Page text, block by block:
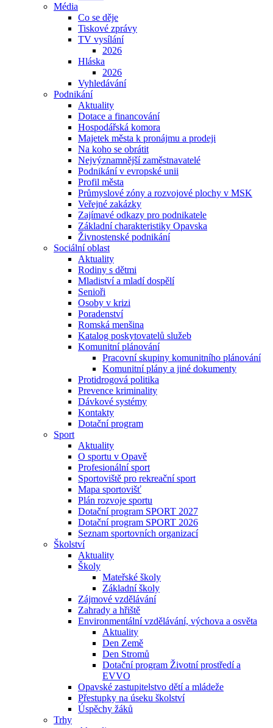
Média
Co se děje
Tiskové zprávy
TV vysílání
2026
Hláska
2026
Vyhledávání
Podnikání
Aktuality
Dotace a financování
Hospodářská komora
Majetek města k pronájmu a prodeji
Na koho se obrátit
Nejvýznamnější zaměstnavatelé
Podnikání v evropské unii
Profil města
Průmyslové zóny a rozvojové plochy v MSK
Veřejné zakázky
Zajímavé odkazy pro podnikatele
Základní charakteristiky Opavska
Živnostenské podnikání
Sociální oblast
Aktuality
Rodiny s dětmi
Mladiství a mladí dospělí
Senioři
Osoby v krizi
Poradenství
Romská menšina
Katalog poskytovatelů služeb
Komunitní plánování
Pracovní skupiny komunitního plánování
Komunitní plány a jiné dokumenty
Protidrogová politika
Prevence kriminality
Dávkové systémy
Kontakty
Dotační program
Sport
Aktuality
O sportu v Opavě
Profesionální sport
Sportoviště pro rekreační sport
Mapa sportovišť
Plán rozvoje sportu
Dotační program SPORT 2027
Dotační program SPORT 2026
Seznam sportovních organizací
Školství
Aktuality
Školy
Mateřské školy
Základní školy
Zájmové vzdělávání
Zahrady a hřiště
Environmentální vzdělávání, výchova a osvěta
Aktuality
Den Země
Den Stromů
Dotační program Životní prostředí a
EVVO
Opavské zastupitelstvo dětí a mládeže
Přestupky na úseku školství
Úspěchy žáků
Trhy